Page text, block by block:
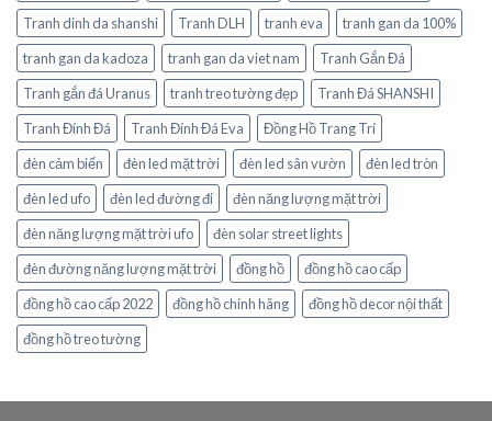
Tranh dinh da shanshi Tranh DLH tranh eva
tranh gan da 100%
tranh gan da kadoza
tranh gan da viet nam
Tranh Gắn Đá
Tranh gắn đá Uranus
tranh treo tường đẹp
Tranh Đá SHANSHI
Tranh Đính Đá
Tranh Đính Đá Eva
Đồng Hồ Trang Trí
đèn cảm biến
đèn led mặt trời đèn led sân vườn
đèn led tròn
đèn led ufo
đèn led đường đi
đèn năng lượng mặt trời
đèn năng lượng mặt trời ufo
đèn solar street lights
đèn đường năng lượng mặt trời
đồng hồ
đồng hồ cao cấp
đồng hồ cao cấp 2022
đồng hồ chính hãng
đồng hồ decor nội thất
đồng hồ treo tường